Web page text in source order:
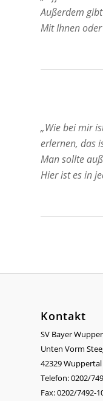
Außerdem
Mit Ihnen
„Wie bei mir
erlernen, das
Man sollte
Hier ist es in
Kontakt
SV Bayer
Unten Vorm
42329 Wuppertal
Telefon: 0202/
Fax: 0202/7492-